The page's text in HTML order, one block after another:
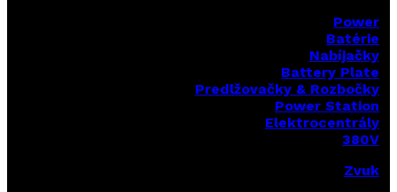
Power
Batérie
Nabíjačky
Battery Plate
Predlžovačky & Rozbočky
Power Station
Elektrocentrály
380V
Zvuk